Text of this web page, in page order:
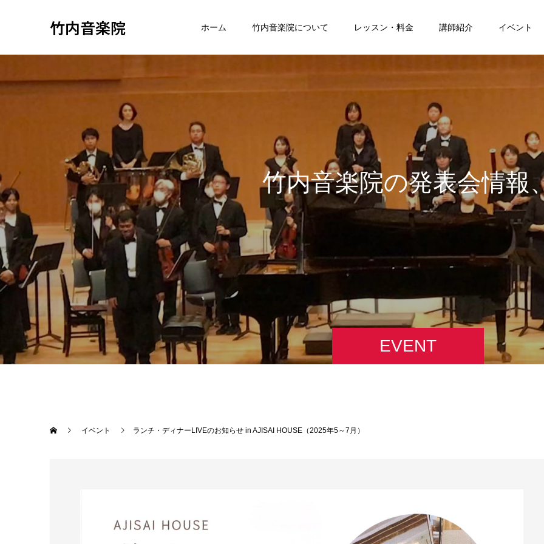
竹内音楽院 ホーム 竹内音楽院について レッスン・料金 講師紹介 イベント
EVENT
竹内 音楽院 の発表会 情報
学院講師・関係者
イベント ランチ・ディナーLIVEのお知らせ in AJISAI HOUSE（2025年5～7月）